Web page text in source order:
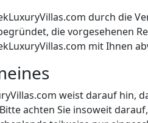
durch die
die vorgesehenen
mit Ihnen
weist darauf hin,
achten Sie insoweit